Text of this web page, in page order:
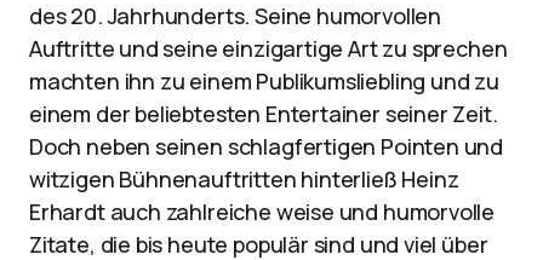
des 20. Jahrhunderts. Seine humorvollen
Auftritte und seine einzigartige Art zu sprechen
machten ihn zu einem Publikumsliebling und zu
einem der beliebtesten Entertainer seiner Zeit.
Doch neben seinen schlagfertigen Pointen und
witzigen Bühnenauftritten hinterließ Heinz
Erhardt auch zahlreiche weise und humorvolle
Zitate, die bis heute populär sind und viel über